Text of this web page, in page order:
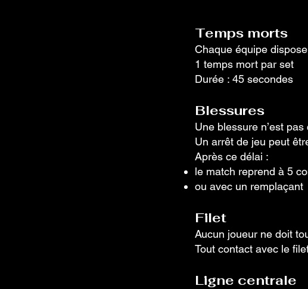
Temps morts
Chaque équipe
1 temps mort par set
Durée : 45 secondes
Blessures
Une blessure n’est
Un arrêt de jeu peut
Après ce délai :
le match reprend à 5
ou avec un remplaçant
Filet
Aucun joueur ne doit
Tout contact avec le
Ligne centrale